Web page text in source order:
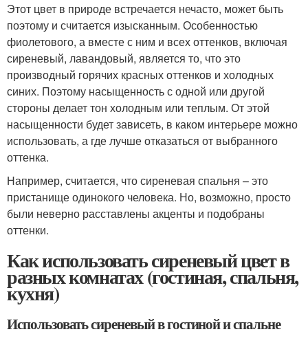
Этот цвет в природе встречается нечасто, может быть
поэтому и считается изысканным. Особенностью
фиолетового, а вместе с ним и всех оттенков, включая
сиреневый, лавандовый, является то, что это
производный горячих красных оттенков и холодных
синих. Поэтому насыщенность с одной или другой
стороны делает тон холодным или теплым. От этой
насыщенности будет зависеть, в каком интерьере можно
использовать, а где лучше отказаться от выбранного
оттенка.
Например, считается, что сиреневая спальня – это
пристанище одинокого человека. Но, возможно, просто
были неверно расставлены акценты и подобраны
оттенки.
Как использовать сиреневый цвет в
разных комнатах (гостиная, спальня,
кухня)
Использовать сиреневый в гостиной и спальне